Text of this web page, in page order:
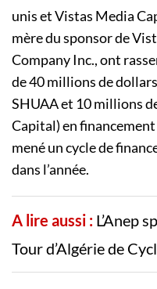
unis et Vistas Media
mère du sponsor de
Company Inc., ont
de 40 millions de
SHUAA et 10 millions
Capital) en financement
mené un cycle de
dans l’année.
A lire aussi : L’Anep
Tour d’Algérie de